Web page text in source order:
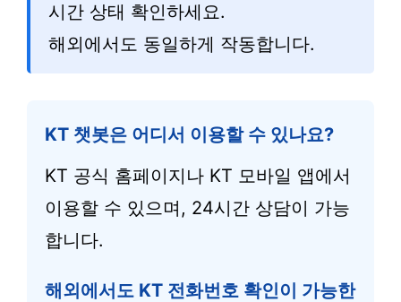
시간 상태 확인하세요.
해외에서도 동일하게 작동합니다.
KT 챗봇은 어디서 이용할 수 있나요?
KT 공식 홈페이지나 KT 모바일 앱에서
이용할 수 있으며, 24시간 상담이 가능
합니다.
해외에서도 KT 전화번호 확인이 가능한